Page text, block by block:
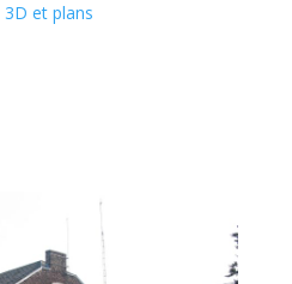
3D et plans